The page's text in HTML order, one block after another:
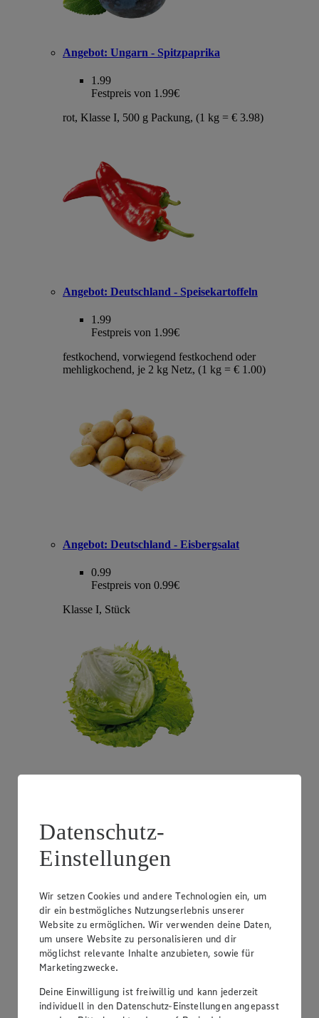
Angebot: Ungarn - Spitzpaprika
1.99
Festpreis von 1.99€
rot, Klasse I, 500 g Packung, (1 kg = € 3.98)
Angebot: Deutschland - Speisekartoffeln
1.99
Festpreis von 1.99€
festkochend, vorwiegend festkochend oder
mehligkochend, je 2 kg Netz, (1 kg = € 1.00)
Angebot: Deutschland - Eisbergsalat
0.99
Festpreis von 0.99€
Klasse I, Stück
Festpreis von 1.99€
Datenschutz-
Einstellungen
Wir setzen Cookies und andere Technologien ein, um
dir ein bestmögliches Nutzungserlebnis unserer
Website zu ermöglichen. Wir verwenden deine Daten,
um unsere Website zu personalisieren und dir
möglichst relevante Inhalte anzubieten, sowie für
Marketingzwecke.
Deine Einwilligung ist freiwillig und kann jederzeit
individuell in den Datenschutz-Einstellungen angepasst